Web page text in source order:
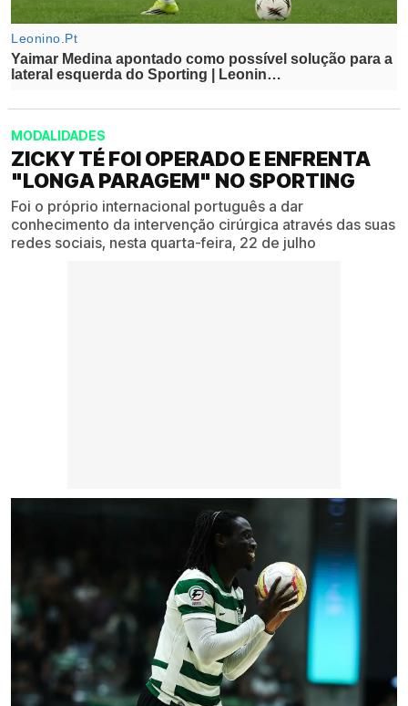
MODALIDADES
ZICKY TÉ FOI OPERADO E ENFRENTA
"LONGA PARAGEM" NO SPORTING
Foi o próprio internacional português a dar
conhecimento da intervenção cirúrgica através das suas
redes sociais, nesta quarta-feira, 22 de julho